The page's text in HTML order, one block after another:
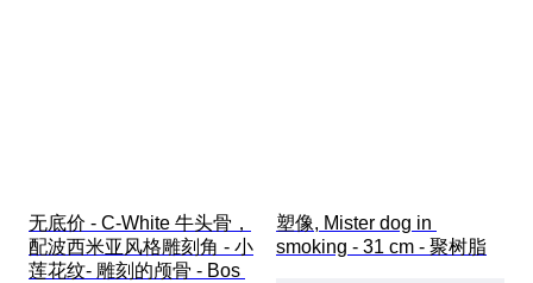
无底价 - C-White 牛头骨，
配波西米亚风格雕刻角 - 小
莲花纹- 雕刻的颅骨 - Bos
塑像, Mister dog in
smoking - 31 cm - 聚树脂